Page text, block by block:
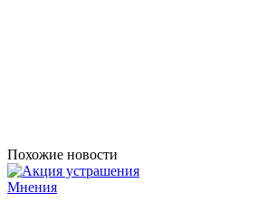
Похожие новости
Мнения